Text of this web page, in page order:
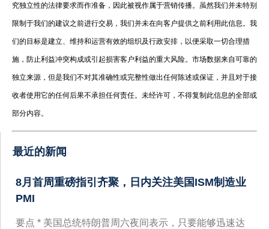
究独立性的法律要求而作准备，因此被视作属于营销传播。虽然我们并未特别
限制于我们的建议之前进行交易，我们并未在向客户提供之前利用此信息。我
们的目标是建立、维持和运营有效的组织及行政安排，以便采取一切合理措
施，防止利益冲突构成或引起损害客户利益的重大风险。市场数据来自可靠的
独立来源，但是我们不对其准确性或完整性做出任何陈述或保证，并且对于接
收者使用它的任何后果不承担任何责任。未经许可，不得复制此信息的全部或
部分内容。
最近的新闻
8月首周重磅指引齐聚，日内关注美国ISM制造业
PMI
要点 * 美国总统特朗普周六夜间表示，只要能够迅速达